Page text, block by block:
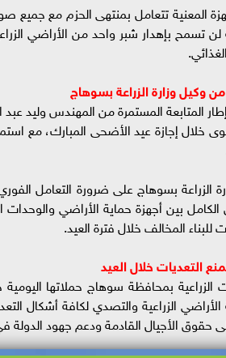
المعنية تتعامل بمنتهى الحزم مع جميع
لن تسمح بإهدار شبر واحد من الأراضي
وكيل وزارة الزراعة بسوهاج
المتابعة المستمرة من المهندس وليد
خلال إجازة عيد الأضحى المبارك، مع
الزراعة بسوهاج على ضرورة التعامل
الكامل بين أجهزة حماية الأراضي والوحدات
المخالف خلال فترة العيد.
التعديات خلال العيد
الزراعية بمحافظة سوهاج حملاتها
الزراعية والتصدي لكافة أشكال
حقوق الأجيال القادمة ودعم جهود الدولة